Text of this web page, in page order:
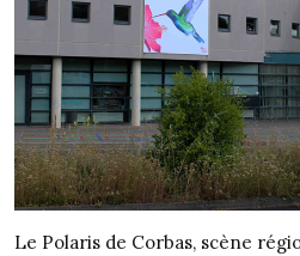
Le Polaris de Corbas, scène